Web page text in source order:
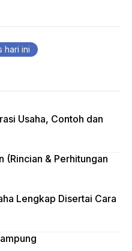
hari ini
Usaha, Contoh dan
(Rincian & Perhitungan
Lengkap Disertai Cara